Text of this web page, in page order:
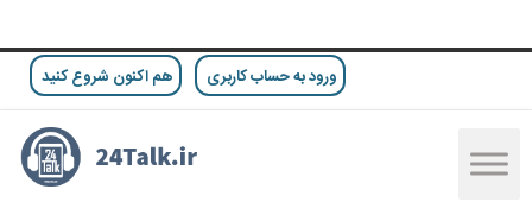
ورود به حساب کاربری هم اکنون شروع کنید